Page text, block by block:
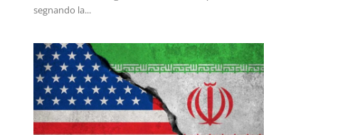
segnando la...